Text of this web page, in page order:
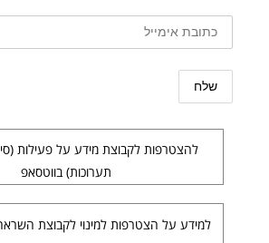
להצטרפות לקבוצת מידע על פעילות
תערוכות) בווטסאפ
למידע על הצטרפות למינוי לקבוצת